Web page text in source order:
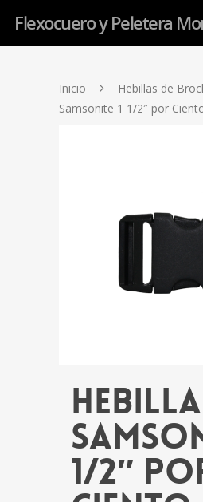
Flexocuero y Peletera
Inicio Hebillas de
Samsonite 1 1/2″ por
Hebilla
1/2″